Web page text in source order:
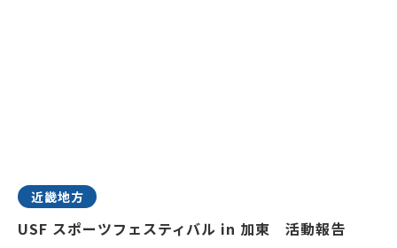
近畿地方
USF スポーツフェスティバル in 加東 活動報告